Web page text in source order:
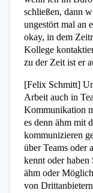
schließen, dann
ungestört mal an
okay, in dem
Kollege
zu der Zeit ist er
[Felix Schmitt]
Arbeit auch in
Kommunikation
es denn ähm mit
kommunizieren
über Teams oder
kennt oder
ähm oder
von